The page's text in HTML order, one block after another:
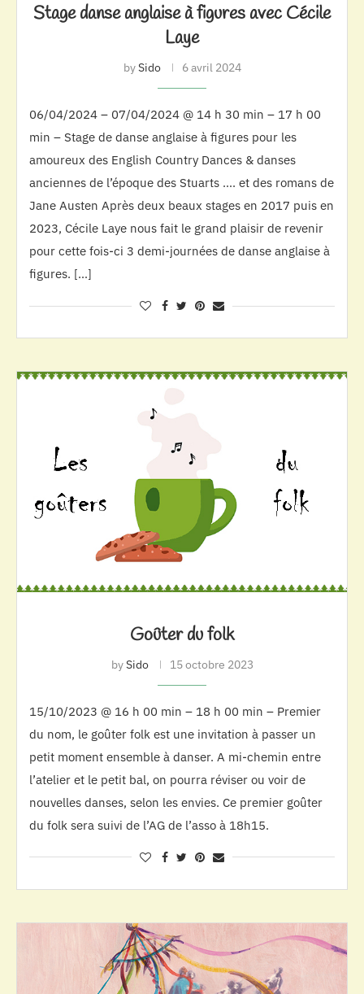
Stage danse anglaise à figures avec Cécile
Laye
bySido 6 avril 2024
06/04/2024 – 07/04/2024 @ 14 h 30 min – 17 h 00
min – Stage de danse anglaise à figures pour les
amoureux des English Country Dances & danses
anciennes de l’époque des Stuarts …. et des romans de
Jane Austen Après deux beaux stages en 2017 puis en
2023, Cécile Laye nous fait le grand plaisir de revenir
pour cette fois-ci 3 demi-journées de danse anglaise à
figures. […]
Goûter du folk
bySido 15 octobre 2023
15/10/2023 @ 16 h 00 min – 18 h 00 min – Premier
du nom, le goûter folk est une invitation à passer un
petit moment ensemble à danser. A mi-chemin entre
l’atelier et le petit bal, on pourra réviser ou voir de
nouvelles danses, selon les envies. Ce premier goûter
du folk sera suivi de l’AG de l’asso à 18h15.